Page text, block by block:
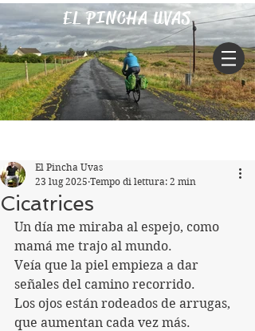
EL PINCHA UVAS
Cicatrices
El Pincha Uvas
23 lug 2025 Tempo di lettura: 2 min
Un día me miraba al espejo, como
mamá me trajo al mundo.
Veía que la piel empieza a dar
señales del camino recorrido.
Los ojos están rodeados de arrugas,
que aumentan cada vez más.